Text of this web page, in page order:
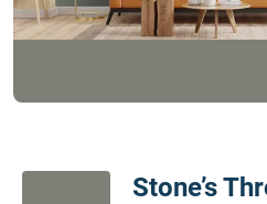
Stone’s